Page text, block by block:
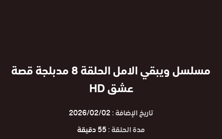
مسلسل ويبقي الامل الحلقة 8 مدبلجة قصة
عشق HD
تاريخ الإضافة :2026/02/02
مدة الحلقة :55 دقيقة